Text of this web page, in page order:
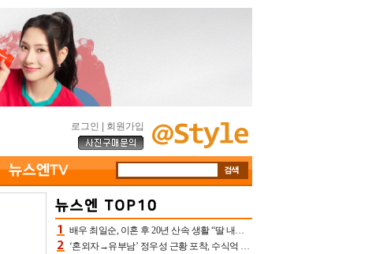
로그인 회원가입
배우 최일순, 이혼 후 20년 산속 생활 “딸 내가 버렸다고 원망‥맘 아파”(특종)[어제TV]
‘혼외자→유부남’ 정우성 근황 포착, 수식억 해킹 피해 후배 만났다 “존경하는”